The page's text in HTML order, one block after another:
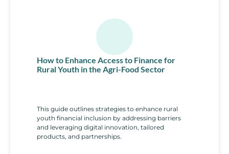
How to Enhance Access to Finance for
Rural Youth in the Agri-Food Sector
This guide outlines strategies to enhance rural
youth financial inclusion by addressing barriers
and leveraging digital innovation, tailored
products, and partnerships.